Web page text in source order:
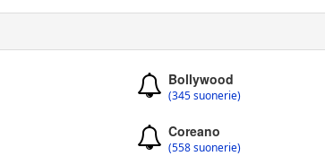
Bollywood
(345 suonerie)
Coreano
(558 suonerie)